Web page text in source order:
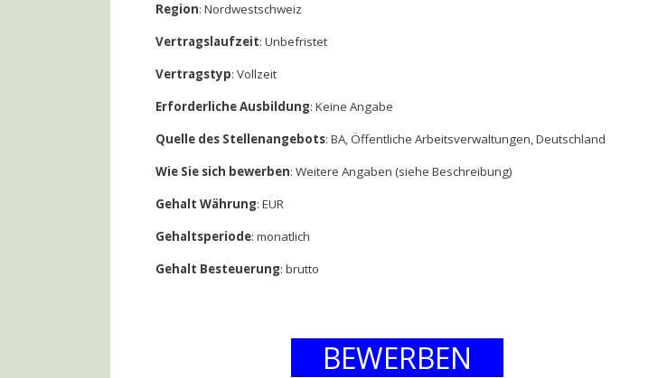
Region: Nordwestschweiz
Vertragslaufzeit: Unbefristet
Vertragstyp: Vollzeit
Erforderliche Ausbildung: Keine Angabe
Quelle des Stellenangebots: BA, Öffentliche Arbeitsverwaltungen, Deutschland
Wie Sie sich bewerben: Weitere Angaben (siehe Beschreibung)
Gehalt Währung: EUR
Gehaltsperiode: monatlich
Gehalt Besteuerung: brutto
BEWERBEN